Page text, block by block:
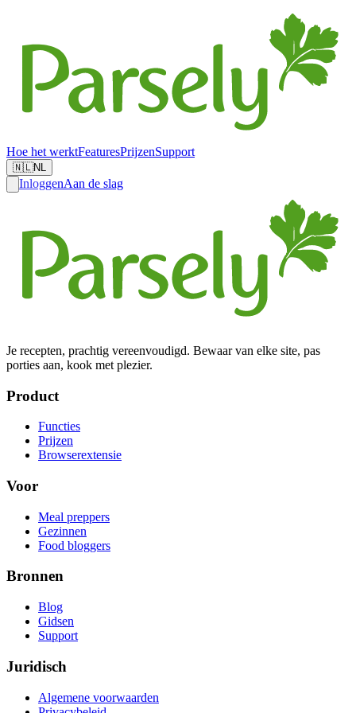
Hoe het werktFeaturesPrijzenSupport
🇳🇱NL
InloggenAan de slag
Je recepten, prachtig vereenvoudigd. Bewaar van elke site, pas
porties aan, kook met plezier.
Product
Functies
Prijzen
Browserextensie
Voor
Meal preppers
Gezinnen
Food bloggers
Bronnen
Blog
Gidsen
Support
Juridisch
Algemene voorwaarden